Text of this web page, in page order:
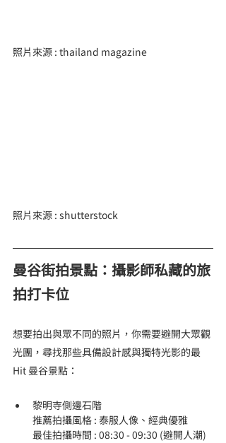
照片來源 : thailand magazine
照片來源 : shutterstock
曼谷街拍景點：攝影師私藏的旅
拍打卡位
想要拍出與眾不同的照片，你需要避開大眾觀
光團，尋找那些具備設計感與獨特光影的最
Hit 曼谷景點：
黎明寺側邊石階
推薦拍攝風格 : 泰服人像、經典優雅
最佳拍攝時間 : 08:30 - 09:30 (避開人潮)